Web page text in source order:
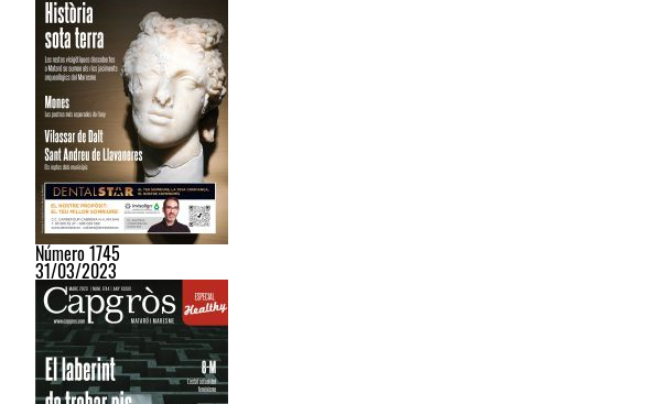
Número 1745
31/03/2023